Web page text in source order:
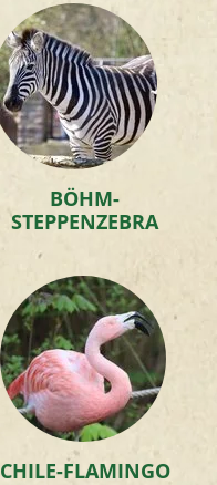
BÖHM-
STEPPENZEBRA
CHILE-FLAMINGO